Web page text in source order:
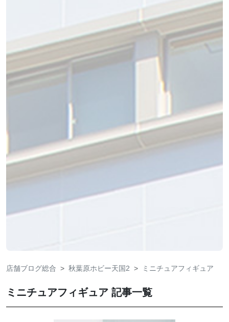
店舗ブログ総合 秋葉原ホビー天国2 ミニチュアフィギュア
ミニチュアフィギュア 記事一覧